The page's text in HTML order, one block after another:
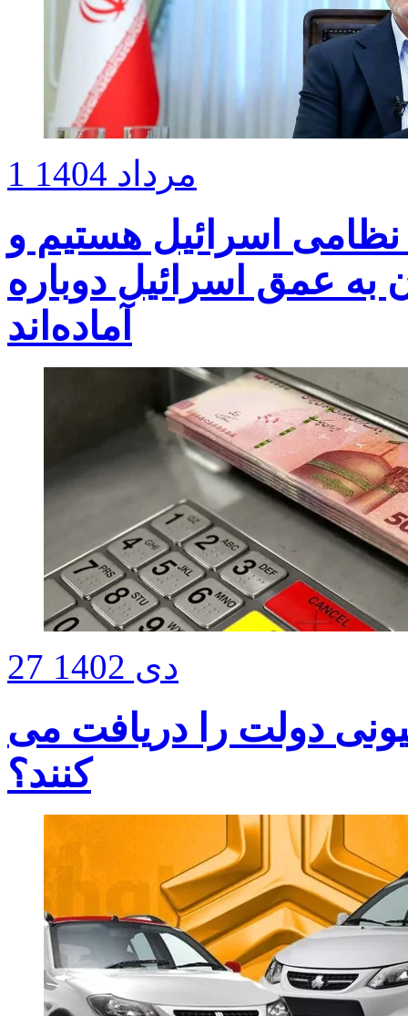
1 مرداد 1404
نظامی اسرائیل هستیم و
به عمق اسرائیل دوباره
آماده‌اند
27 دی 1402
دولت را دریافت می
کنند؟